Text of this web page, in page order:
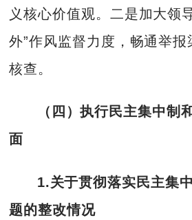
义核心价值观。二是加大领
外”作风监督力度，畅通举
核查。
（四）执行民主集中制
面
1.关于贯彻落实民主集
题的整改情况